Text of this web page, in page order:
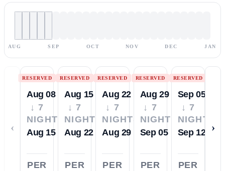
AUG SEP OCT NOV DEC JAN
‹
RESERVED
Aug 08
↓ 7
NIGHTS
Aug 15
PER
RESERVED
Aug 15
↓ 7
NIGHTS
Aug 22
PER
RESERVED
Aug 22
↓ 7
NIGHTS
Aug 29
PER
RESERVED
Aug 29
↓ 7
NIGHTS
Sep 05
PER
RESERVED
Sep 05
↓ 7
NIGHTS
Sep 12
PER
›